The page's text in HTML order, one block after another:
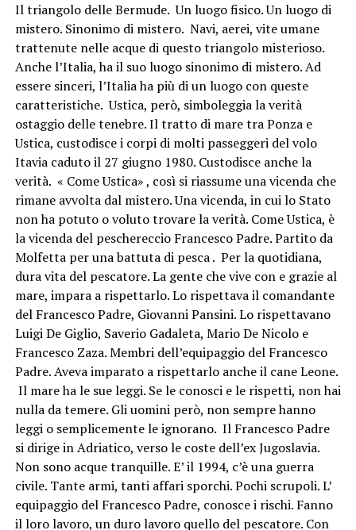
Il triangolo delle Bermude. Un luogo fisico. Un luogo di
mistero. Sinonimo di mistero. Navi, aerei, vite umane
trattenute nelle acque di questo triangolo misterioso.
Anche l’Italia, ha il suo luogo sinonimo di mistero. Ad
essere sinceri, l’Italia ha più di un luogo con queste
caratteristiche. Ustica, però, simboleggia la verità
ostaggio delle tenebre. Il tratto di mare tra Ponza e
Ustica, custodisce i corpi di molti passeggeri del volo
Itavia caduto il 27 giugno 1980. Custodisce anche la
verità. « Come Ustica» , così si riassume una vicenda che
rimane avvolta dal mistero. Una vicenda, in cui lo Stato
non ha potuto o voluto trovare la verità. Come Ustica, è
la vicenda del peschereccio Francesco Padre. Partito da
Molfetta per una battuta di pesca . Per la quotidiana,
dura vita del pescatore. La gente che vive con e grazie al
mare, impara a rispettarlo. Lo rispettava il comandante
del Francesco Padre, Giovanni Pansini. Lo rispettavano
Luigi De Giglio, Saverio Gadaleta, Mario De Nicolo e
Francesco Zaza. Membri dell’equipaggio del Francesco
Padre. Aveva imparato a rispettarlo anche il cane Leone.
Il mare ha le sue leggi. Se le conosci e le rispetti, non hai
nulla da temere. Gli uomini però, non sempre hanno
leggi o semplicemente le ignorano. Il Francesco Padre
si dirige in Adriatico, verso le coste dell’ex Jugoslavia.
Non sono acque tranquille. E’ il 1994, c’è una guerra
civile. Tante armi, tanti affari sporchi. Pochi scrupoli. L’
equipaggio del Francesco Padre, conosce i rischi. Fanno
il loro lavoro, un duro lavoro quello del pescatore. Con